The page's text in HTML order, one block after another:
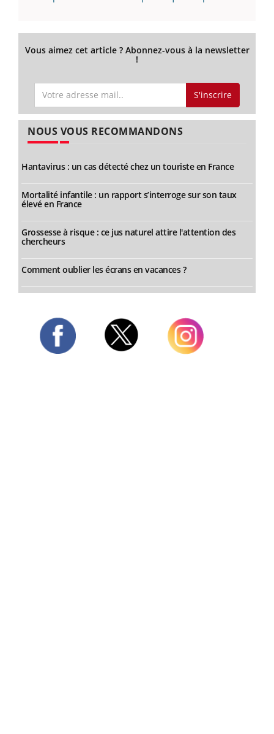
Vous aimez cet article ? Abonnez-vous à la newsletter
!
S'inscrire
NOUS VOUS RECOMMANDONS
Hantavirus : un cas détecté chez un touriste en France
Mortalité infantile : un rapport s’interroge sur son taux
élevé en France
Grossesse à risque : ce jus naturel attire l'attention des
chercheurs
Comment oublier les écrans en vacances ?